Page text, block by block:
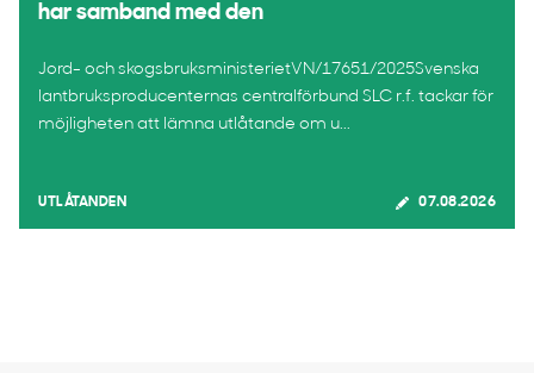
har samband med den
Jord- och skogsbruksministerietVN/17651/2025Svenska
lantbruksproducenternas centralförbund SLC r.f. tackar för
möjligheten att lämna utlåtande om u...
UTLÅTANDEN 07.08.2026